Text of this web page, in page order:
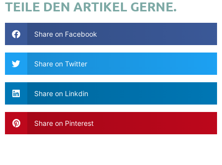
TEILE DEN ARTIKEL GERNE.
Share on Facebook
Share on Twitter
Share on Linkdin
Share on Pinterest